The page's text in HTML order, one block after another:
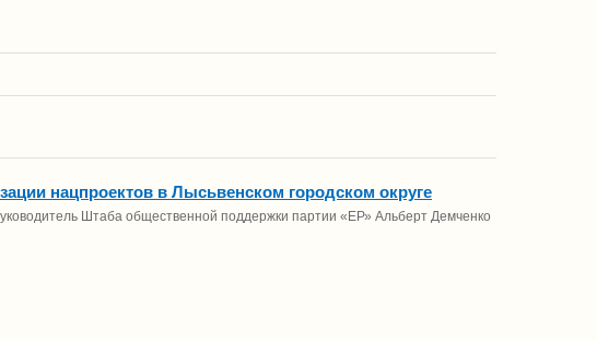
нацпроектов в Лысьвенском городском округе
Штаба общественной поддержки партии «ЕР» Альберт Демченко